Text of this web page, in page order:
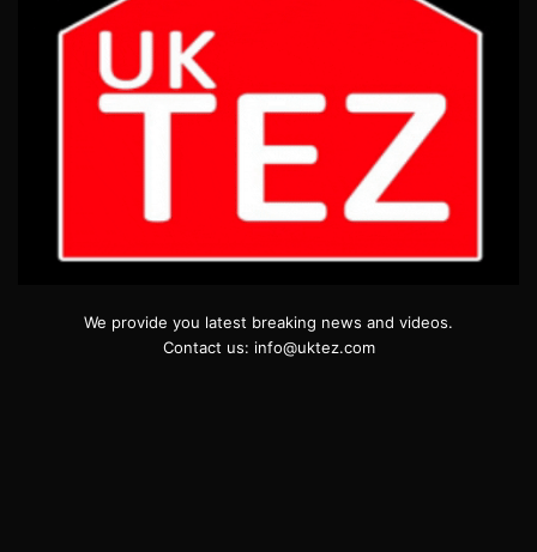
We provide you latest breaking news and videos.
Contact us: info@uktez.com